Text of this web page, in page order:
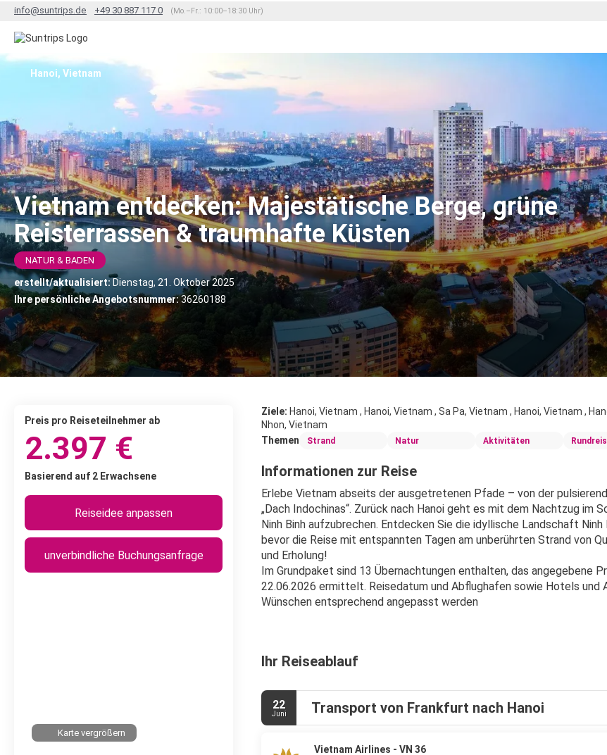
info@suntrips.de +49 30 887 117 0 (Mo.–Fr.: 10:00–18:30 Uhr)
Vietnam entdecken: Majestätische Berge, grüne
Reisterrassen & traumhafte Küsten
NATUR & BADEN
erstellt/aktualisiert: Dienstag, 21. Oktober 2025
Ihre persönliche Angebotsnummer:36260188
Hanoi, Vietnam
Ziele: Hanoi, Vietnam , Hanoi, Vietnam , Sa Pa, Vietnam , Hanoi, Vietnam ,
Nhon, Vietnam
Themen
Strand Natur Aktivitäten
Informationen zur Reise
Erlebe Vietnam abseits der ausgetretenen Pfade – von der
„Dach Indochinas“. Zurück nach Hanoi geht es mit dem Nachtzug
Ninh Binh aufzubrechen. Entdecken Sie die idyllische Landschaft
bevor die Reise mit entspannten Tagen am unberührten Strand von
und Erholung!
Im Grundpaket sind 13 Übernachtungen enthalten, das angegebene
22.06.2026 ermittelt. Reisedatum und Abflughafen sowie Hotels und
Wünschen entsprechend angepasst werden
Ihr Reiseablauf
22
Juni Transport von Frankfurt nach Hanoi
Vietnam Airlines - VN 36
Preis pro Reiseteilnehmer ab
2.397 €
Basierend auf 2 Erwachsene
Reiseidee anpassen
unverbindliche Buchungsanfrage
Karte vergrößern